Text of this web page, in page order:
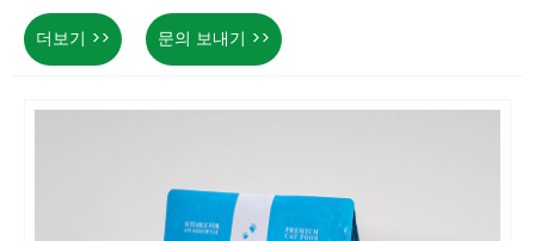
더보기 >>
문의 보내기 >>